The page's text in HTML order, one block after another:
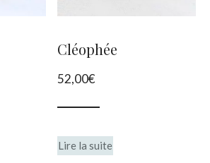
Cléophée
52,00€
Lire la suite